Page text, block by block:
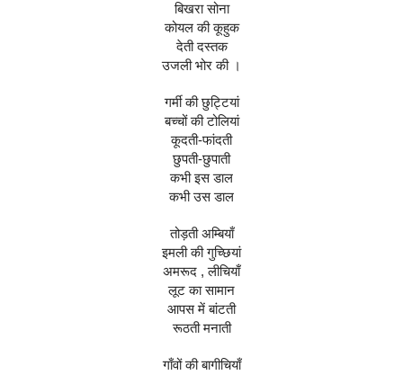
बिखरा सोना
कोयल की कूहुक
देती दस्तक
उजली भोर की ।
गर्मी की छुट्टियां
बच्चों की टोलियां
कूदती-फांदती
छुपती-छुपाती
कभी इस डाल
कभी उस डाल
तोड़ती अम्बियाँ
इमली की गुच्छियां
अमरूद , लीचियाँ
लूट का सामान
आपस में बांटती
रूठती मनाती
गाँवों की बागीचियाँ